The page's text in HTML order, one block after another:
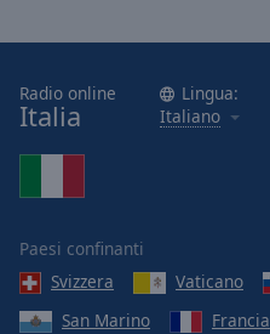
Radio online
Italia
Lingua:
Italiano
Paesi confinanti
Svizzera
Vaticano
San Marino
Francia